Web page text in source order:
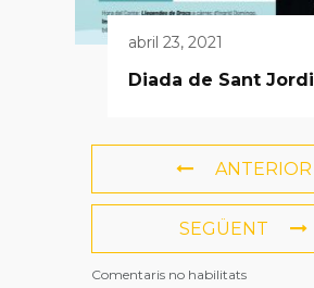
abril 23, 2021
Diada de Sant Jordi
ANTERIOR
SEGÜENT
Comentaris no habilitats